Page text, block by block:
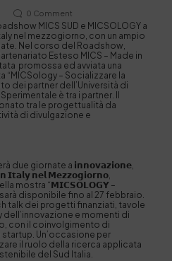
0 Comment
MICS SUD e MICSOLOGY a
nel mezzogiorno, con un ampio
Nel corso del Roadshow,
Esteso MICS – Made in
promossa ed avviata una
– Socializzare la
dei partner dell’Università di
è tra i partner. Il
tra le progettualità da
di divulgazione e
due giornate a 𝗶𝗻𝗻𝗼𝘃𝗮𝘇𝗶𝗼𝗻𝗲,
𝗜𝘁𝗮𝗹𝘆 𝗻𝗲𝗹 𝗠𝗲𝘇𝘇𝗼𝗴𝗶𝗼𝗿𝗻𝗼,
mostra “𝗠𝗜𝗖𝗦𝗢𝗟𝗢𝗚𝗬 –
sarà disponibile fino al 27 febbraio.
talk dei progetti finanziati, tavole
e momenti di
con il coinvolgimento di
Un’occasione per
il ruolo della ricerca applicata
del Sud Italia.